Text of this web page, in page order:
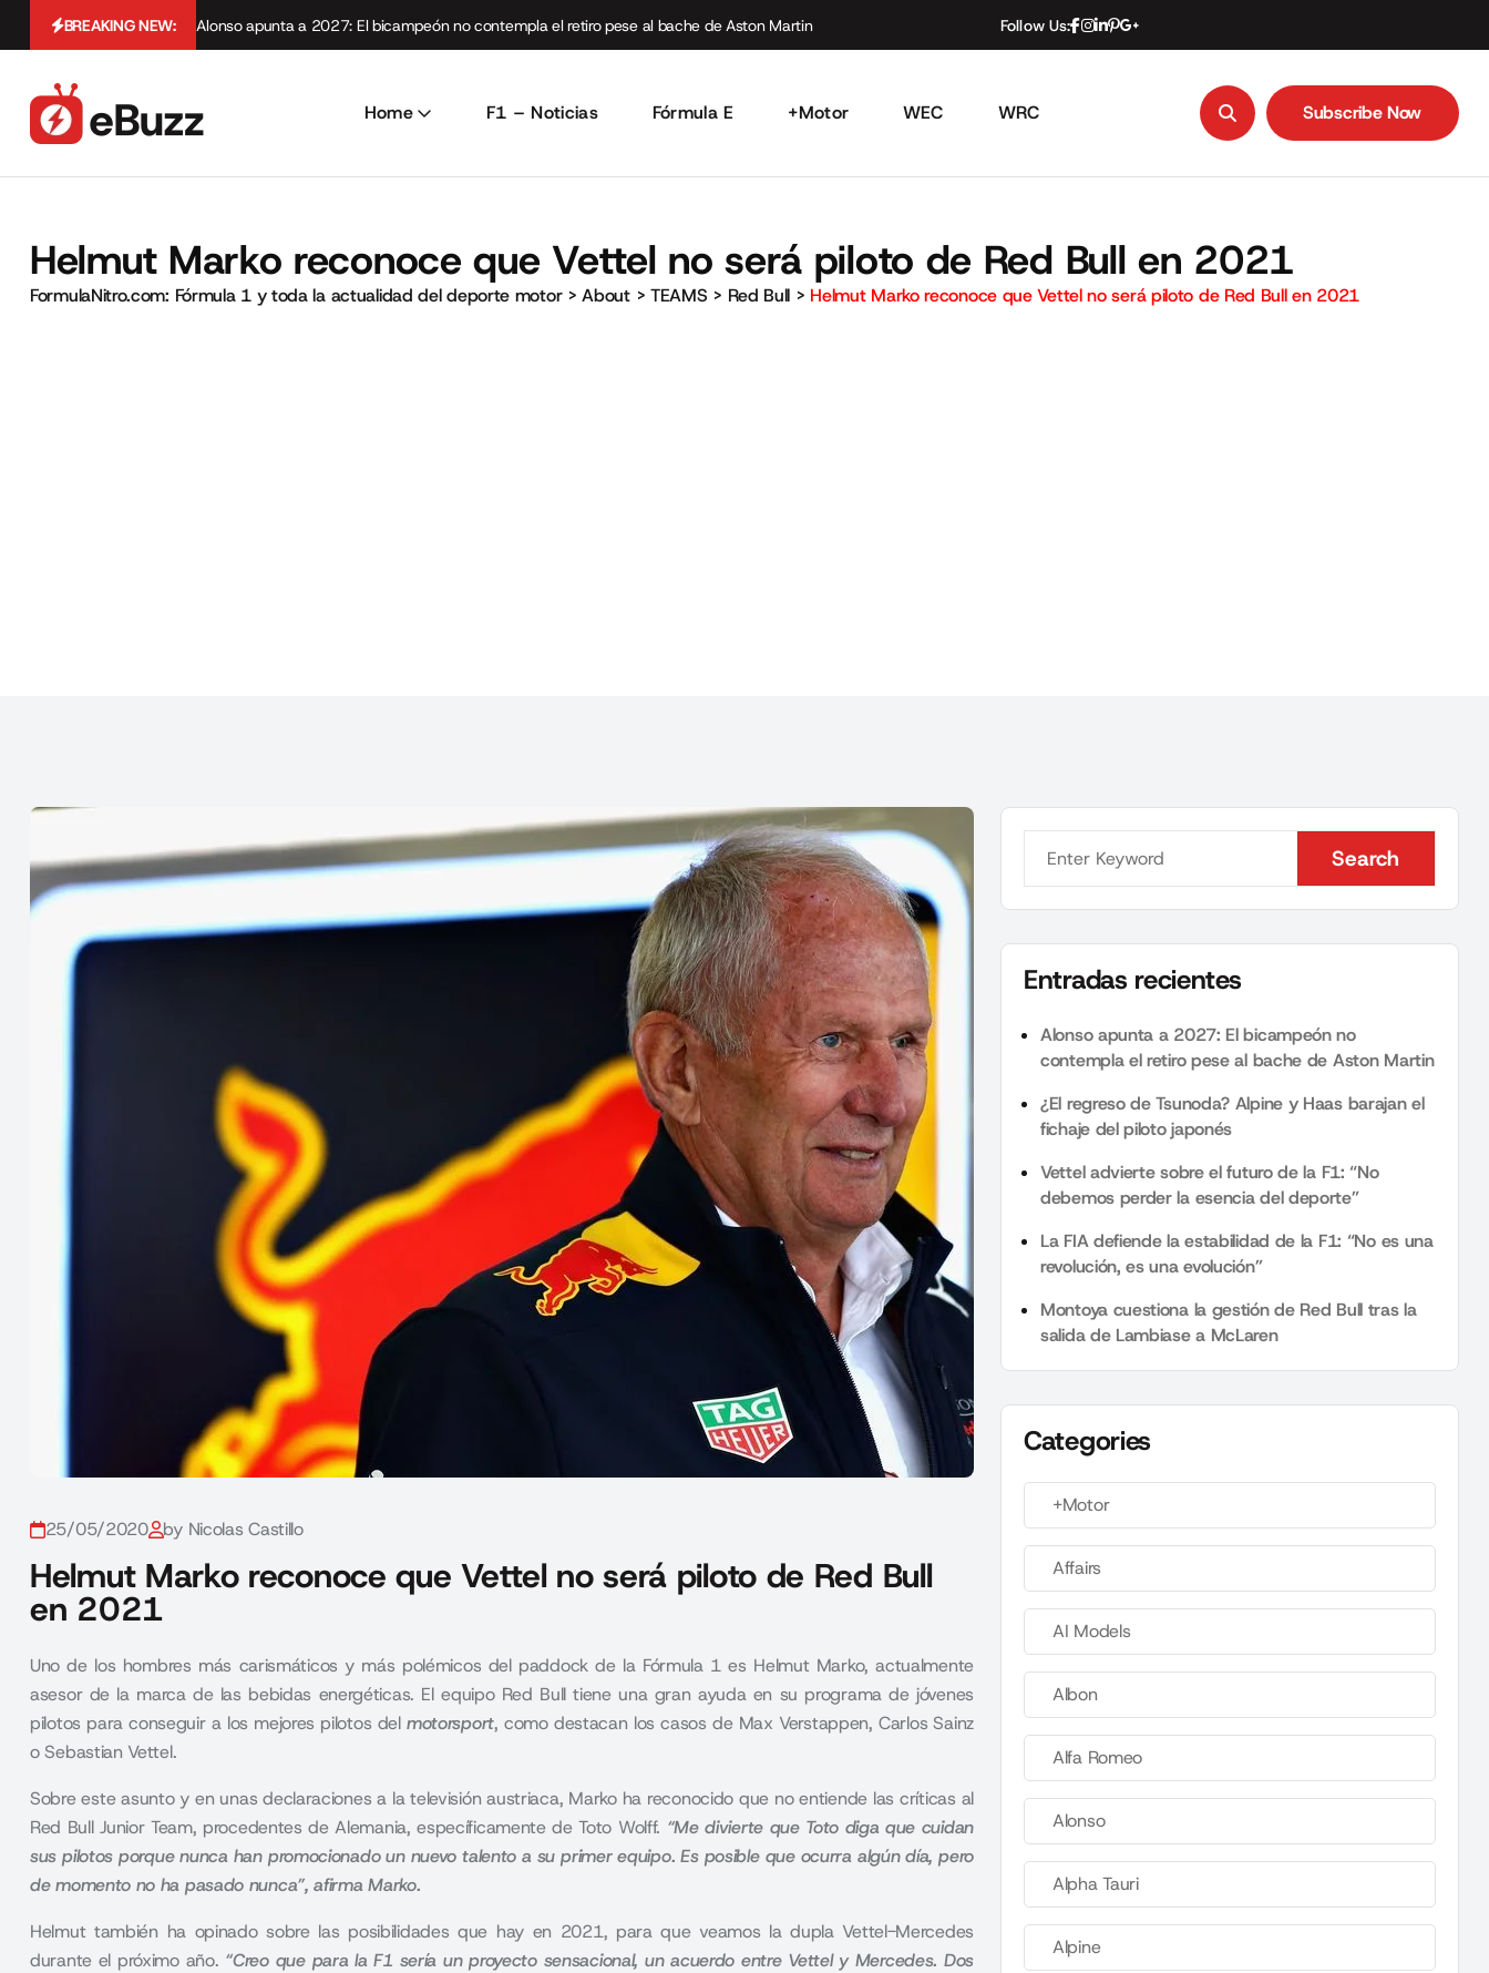
BREAKING NEW: Alonso apunta a 2027: El bicampeón no contempla el retiro pese al bache de Aston Martin Follow Us:
Home F1 – Noticias Fórmula E +Motor WEC WRC Subscribe Now
Helmut Marko reconoce que Vettel no será piloto de Red Bull en 2021
FormulaNitro.com: Fórmula 1 y toda la actualidad del deporte motor>About> TEAMS > Red Bull > Helmut Marko reconoce que Vettel no será piloto de Red Bull en 2021
25/05/2020 by Nicolas Castillo
Helmut Marko reconoce que Vettel no será piloto de Red Bull
en 2021
Uno de los hombres más carismáticos y más polémicos del paddock de la Fórmula 1 es Helmut Marko, actualmente
asesor de la marca de las bebidas energéticas. El equipo Red Bull tiene una gran ayuda en su programa de jóvenes
pilotos para conseguir a los mejores pilotos del motorsport, como destacan los casos de Max Verstappen, Carlos Sainz
o Sebastian Vettel.
Sobre este asunto y en unas declaraciones a la televisión austriaca, Marko ha reconocido que no entiende las críticas al
Red Bull Junior Team, procedentes de Alemania, específicamente de Toto Wolff. “Me divierte que Toto diga que cuidan
sus pilotos porque nunca han promocionado un nuevo talento a su primer equipo.Es posible que ocurra algún día, pero
de momento no ha pasado nunca”, afirma Marko.
Helmut también ha opinado sobre las posibilidades que hay en 2021, para que veamos la dupla Vettel-Mercedes
durante el próximo año. “Creo que para la F1 sería un proyecto sensacional, un acuerdo entre Vettel y Mercedes. Dos
Search
Search
Entradas recientes
Alonso apunta a 2027: El bicampeón no
contempla el retiro pese al bache de Aston Martin
¿El regreso de Tsunoda? Alpine y Haas barajan el
fichaje del piloto japonés
Vettel advierte sobre el futuro de la F1: “No
debemos perder la esencia del deporte”
La FIA defiende la estabilidad de la F1: “No es una
revolución, es una evolución”
Montoya cuestiona la gestión de Red Bull tras la
salida de Lambiase a McLaren
Categories
+Motor
Affairs
AI Models
Albon
Alfa Romeo
Alonso
Alpha Tauri
Alpine